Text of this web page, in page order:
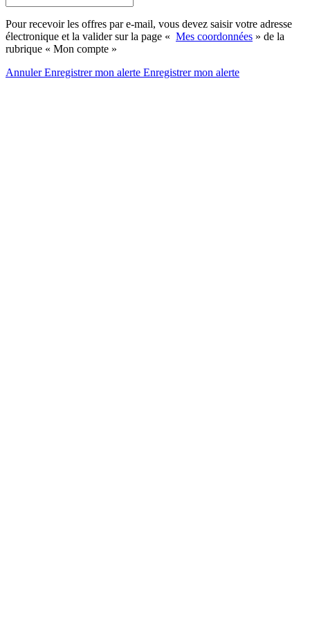
Pour recevoir les offres par e-mail, vous devez saisir votre adresse
électronique et la valider sur la page « Mes coordonnées » de la
rubrique « Mon compte »
AnnulerEnregistrer mon alerte Enregistrermon alerte